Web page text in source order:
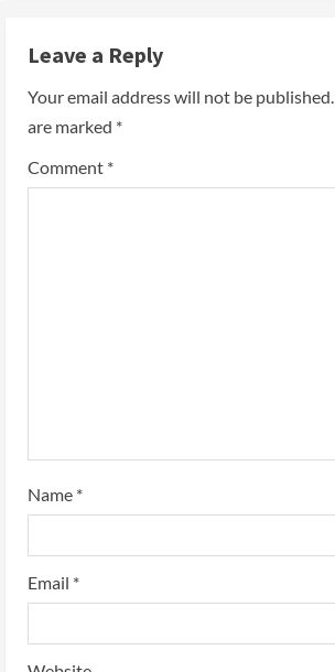
Leave a Reply
Your email address will not be published.
are marked *
Comment *
Name *
Email *